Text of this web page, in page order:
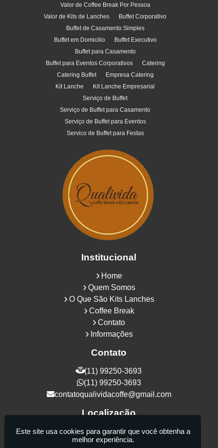
Valor de Coffee Break Por Pessoa
Valor de Kits de Lanches
Buffet Corporativo
Buffet de Casamento Simples
Buffet em Domicilio
Buffet Executivo
Buffet para Casamento
Buffet para Eventos Corporativos
Catering
Catering Buffet
Empresa Catering
Kit Lanche
Kit Lanche Empresarial
Serviço de Buffet
Serviço de Buffet para Casamento
Serviço de Buffet para Eventos
Servico de Buffet para Festas
Institucional
Home
Quem Somos
O Que São Kits Lanches
Coffee Break
Contato
Informações
Contato
(11) 99250-3693
(11) 99250-3693
contatoqualividacoffe@gmail.com
Localização
Rua Samurais, 27 - Vila Maria Alta - São
Paulo / SP - CEP: 02130-080
Este site usa cookies para garantir que você obtenha a
melhor experiência.